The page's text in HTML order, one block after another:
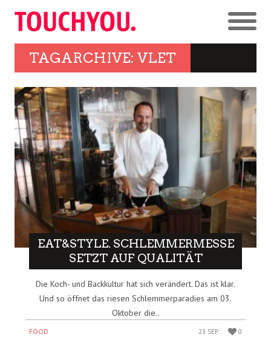
TAGARCHIVE: VLET
EAT&STYLE. SCHLEMMERMESSE
SETZT AUF QUALITÄT
Die Koch- und Backkultur hat sich verändert. Das ist klar.
Und so öffnet das riesen Schlemmerparadies am 03.
Oktober die..
FOOD 23 SEP. 0